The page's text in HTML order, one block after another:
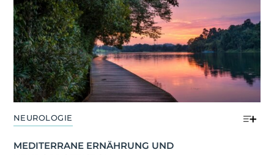
NEUROLOGIE
MEDITERRANE ERNÄHRUNG UND